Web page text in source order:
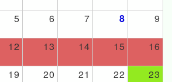
5 6 7 8 9
12 13 14 15 16
19 20 21 22 23